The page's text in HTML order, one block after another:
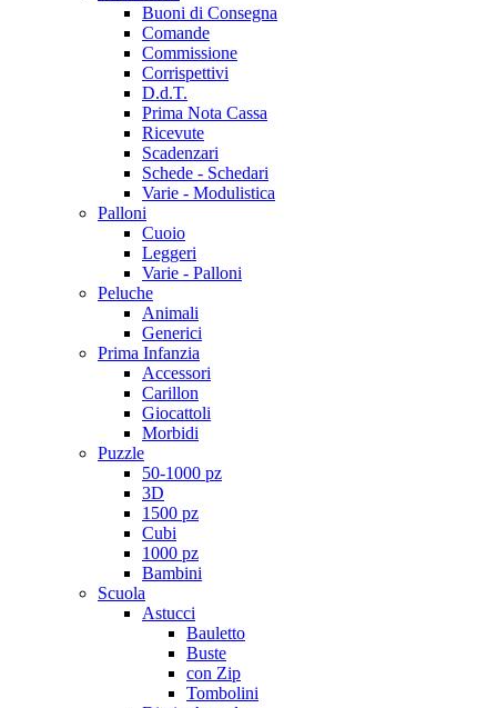
Buoni di Consegna
Comande
Commissione
Corrispettivi
D.d.T.
Prima Nota Cassa
Ricevute
Scadenzari
Schede - Schedari
Varie - Modulistica
Palloni
Cuoio
Leggeri
Varie - Palloni
Peluche
Animali
Generici
Prima Infanzia
Accessori
Carillon
Giocattoli
Morbidi
Puzzle
50-1000 pz
3D
1500 pz
Cubi
1000 pz
Bambini
Scuola
Astucci
Bauletto
Buste
con Zip
Tombolini